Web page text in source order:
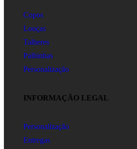
Copos
Louças
Talheres
Palhinhas
Personalização
INFORMAÇÃO LEGAL
Personalização
Entregas